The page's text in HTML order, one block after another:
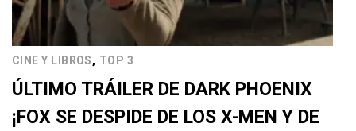
CINE Y LIBROS, TOP 3
ÚLTIMO TRÁILER DE DARK PHOENIX
¡FOX SE DESPIDE DE LOS X-MEN Y DE